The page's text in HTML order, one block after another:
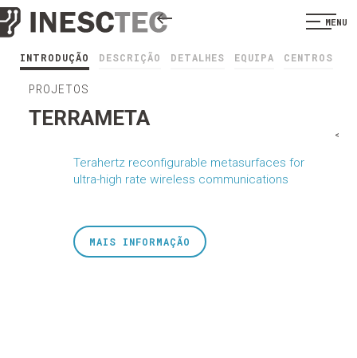
MENU
INTRODUÇÃO DESCRIÇÃO DETALHES EQUIPA CENTROS
PROJETOS
TERRAMETA
Terahertz reconfigurable metasurfaces for
ultra-high rate wireless communications
<
MAIS INFORMAÇÃO